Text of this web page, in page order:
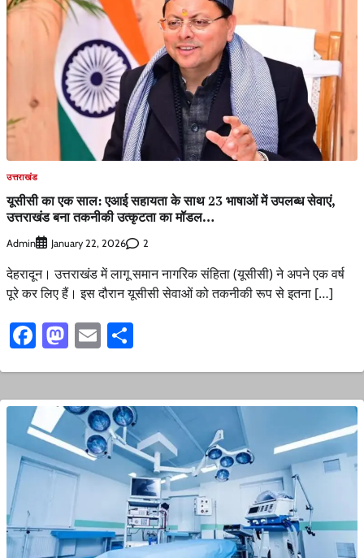
उत्तराखंड
यूसीसी का एक साल: एआई सहायता के साथ 23 भाषाओं में उपलब्ध सेवाएं,
उत्तराखंड बना तकनीकी उत्कृटता का मॉडल…
Admin January 22, 2026 2
देहरादून। उत्तराखंड में लागू समान नागरिक संहिता (यूसीसी) ने अपने एक वर्ष
पूरे कर लिए हैं। इस दौरान यूसीसी सेवाओं को तकनीकी रूप से इतना […]
Facebook
Mastodon
Email